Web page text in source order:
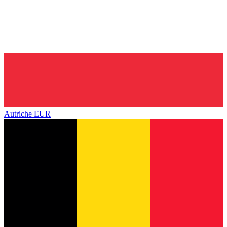
Autriche EUR